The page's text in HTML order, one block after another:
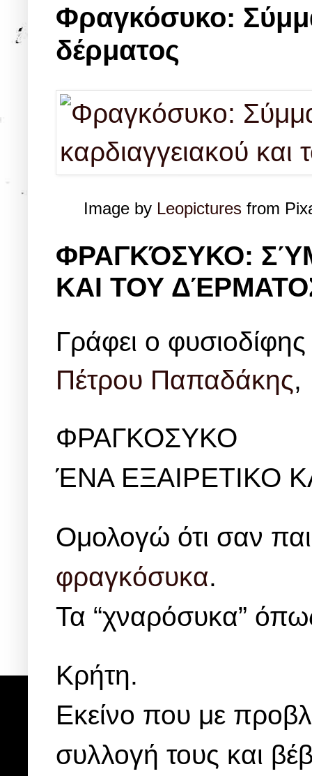
Φραγκόσυκο:
δέρματος
Image by Leopictures from
ΦΡΑΓΚΌΣΥΚΟ:
ΚΑΙ ΤΟΥ
Γράφει ο
Πέτρου Παπαδάκης
ΦΡΑΓΚΟΣΥΚΟ
ΈΝΑ ΕΞΑΙΡΕΤΙΚΟ
Ομολογώ ότι σαν
φραγκόσυκα.
Τα “χναρόσυκα”
Κρήτη.
Εκείνο που με
συλλογή τους και